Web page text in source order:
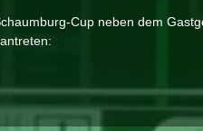
Cup neben dem